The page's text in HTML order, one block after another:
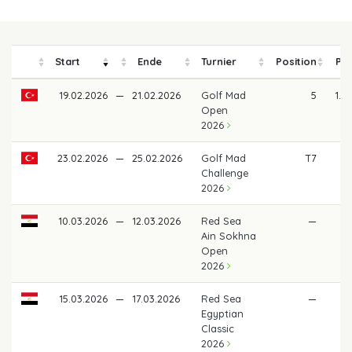
Start Ende Turnier Position
19.02.2026 — 21.02.2026
Golf Mad
Open
2026
5
23.02.2026 — 25.02.2026
Golf Mad
Challenge
2026
T7
10.03.2026 — 12.03.2026
Red Sea
Ain Sokhna
Open
2026
—
15.03.2026 — 17.03.2026
Red Sea
Egyptian
Classic
2026
—